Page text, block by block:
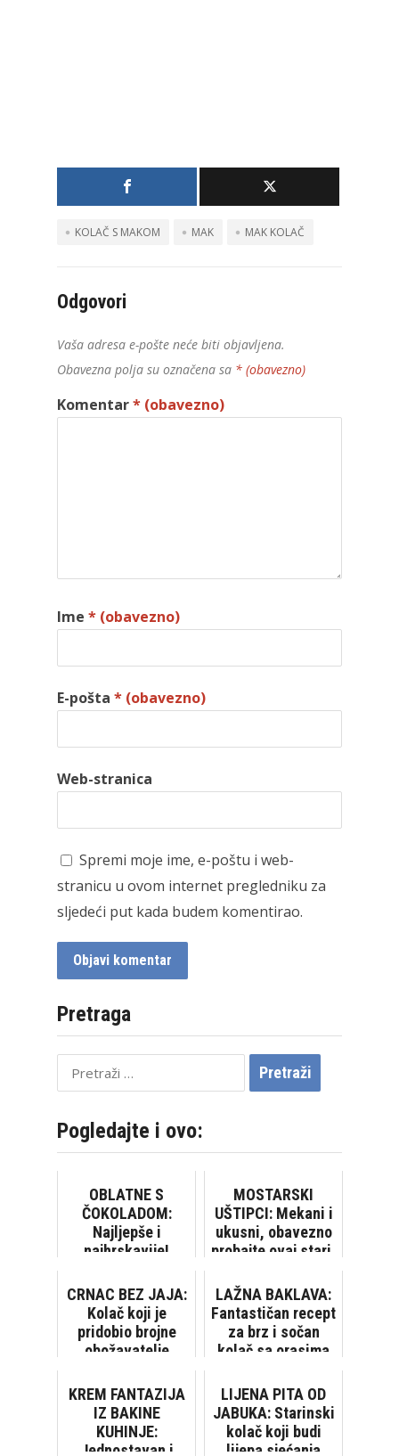
KOLAČ S MAKOM MAK MAK KOLAČ
Odgovori
Vaša adresa e-pošte neće biti objavljena.
Obavezna polja su označena sa * (obavezno)
Komentar* (obavezno)
Ime * (obavezno)
E-pošta * (obavezno)
Web-stranica
Spremi moje ime, e-poštu i web-
stranicu u ovom internet pregledniku za
sljedeći put kada budem komentirao.
Pretraga
Pretraži:
Pogledajte i ovo:
OBLATNE S
ČOKOLADOM:
Najljepše i
najhrskavije!
[VIDEO]
MOSTARSKI
UŠTIPCI: Mekani i
ukusni, obavezno
probajte ovaj stari,
CRNAC BEZ JAJA:
Kolač koji je
pridobio brojne
obožavatelje
LAŽNA BAKLAVA:
Fantastičan recept
za brz i sočan
kolač sa orasima
KREM FANTAZIJA
IZ BAKINE
KUHINJE:
Jednostavan i
LIJENA PITA OD
JABUKA: Starinski
kolač koji budi
lijepa sjećanja